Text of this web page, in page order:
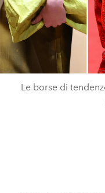
Le borse di